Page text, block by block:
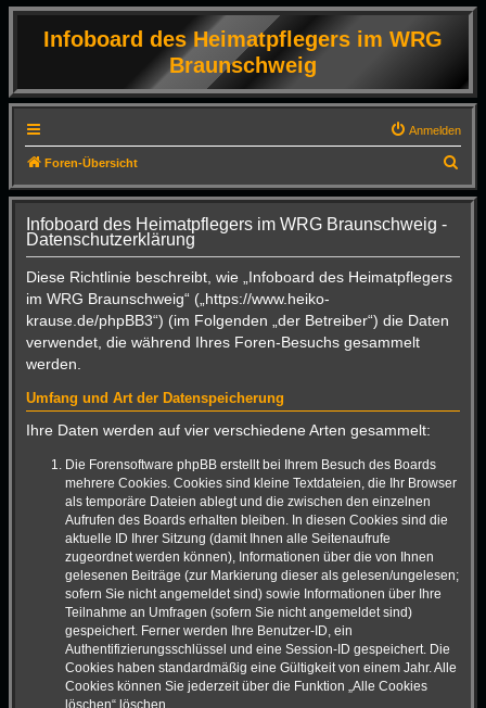
Infoboard des Heimatpflegers im WRG
Braunschweig
Anmelden
Foren-Übersicht
u
Infoboard des Heimatpflegers im WRG Braunschweig -
Datenschutzerklärung
Diese Richtlinie beschreibt, wie „Infoboard des Heimatpflegers
im WRG Braunschweig“ („https://www.heiko-
krause.de/phpBB3“) (im Folgenden „der Betreiber“) die Daten
verwendet, die während Ihres Foren-Besuchs gesammelt
werden.
Umfang und Art der Datenspeicherung
Ihre Daten werden auf vier verschiedene Arten gesammelt:
Die Forensoftware phpBB erstellt bei Ihrem Besuch des Boards
mehrere Cookies. Cookies sind kleine Textdateien, die Ihr Browser
als temporäre Dateien ablegt und die zwischen den einzelnen
Aufrufen des Boards erhalten bleiben. In diesen Cookies sind die
aktuelle ID Ihrer Sitzung (damit Ihnen alle Seitenaufrufe
zugeordnet werden können), Informationen über die von Ihnen
gelesenen Beiträge (zur Markierung dieser als gelesen/ungelesen;
sofern Sie nicht angemeldet sind) sowie Informationen über Ihre
Teilnahme an Umfragen (sofern Sie nicht angemeldet sind)
gespeichert. Ferner werden Ihre Benutzer-ID, ein
Authentifizierungsschlüssel und eine Session-ID gespeichert. Die
Cookies haben standardmäßig eine Gültigkeit von einem Jahr. Alle
Cookies können Sie jederzeit über die Funktion „Alle Cookies
löschen“ löschen.